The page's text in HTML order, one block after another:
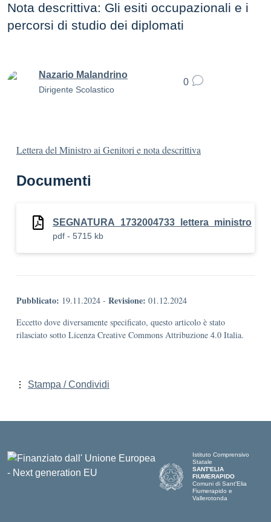
Nota descrittiva: Gli esiti occupazionali e i
percorsi di studio dei diplomati
Nazario Malandrino
Dirigente Scolastico
0
Lettera del Ministro ai Genitori e nota descrittiva
Documenti
SEGNATURA_1732004733_lettera_ministro
pdf - 5715 kb
Pubblicato: 19.11.2024 - Revisione: 01.12.2024
Eccetto dove diversamente specificato, questo articolo è stato
rilasciato sotto Licenza Creative Commons Attribuzione 4.0 Italia.
Stampa / Condividi
Istituto Comprensivo
Statale
SANT'ELIA
FIUMERAPIDO
Comuni di Sant'Elia
Fiumerapido e
Vallerotonda